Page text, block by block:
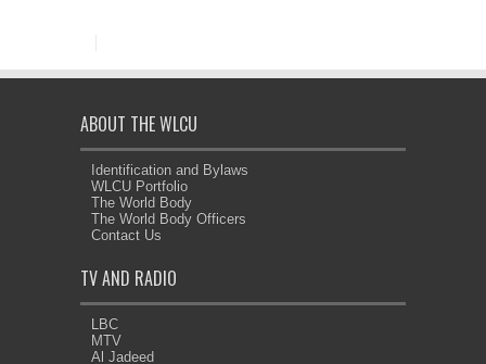
ABOUT THE WLCU
Identification and Bylaws
WLCU Portfolio
The World Body
The World Body Officers
Contact Us
TV AND RADIO
LBC
MTV
Al Jadeed